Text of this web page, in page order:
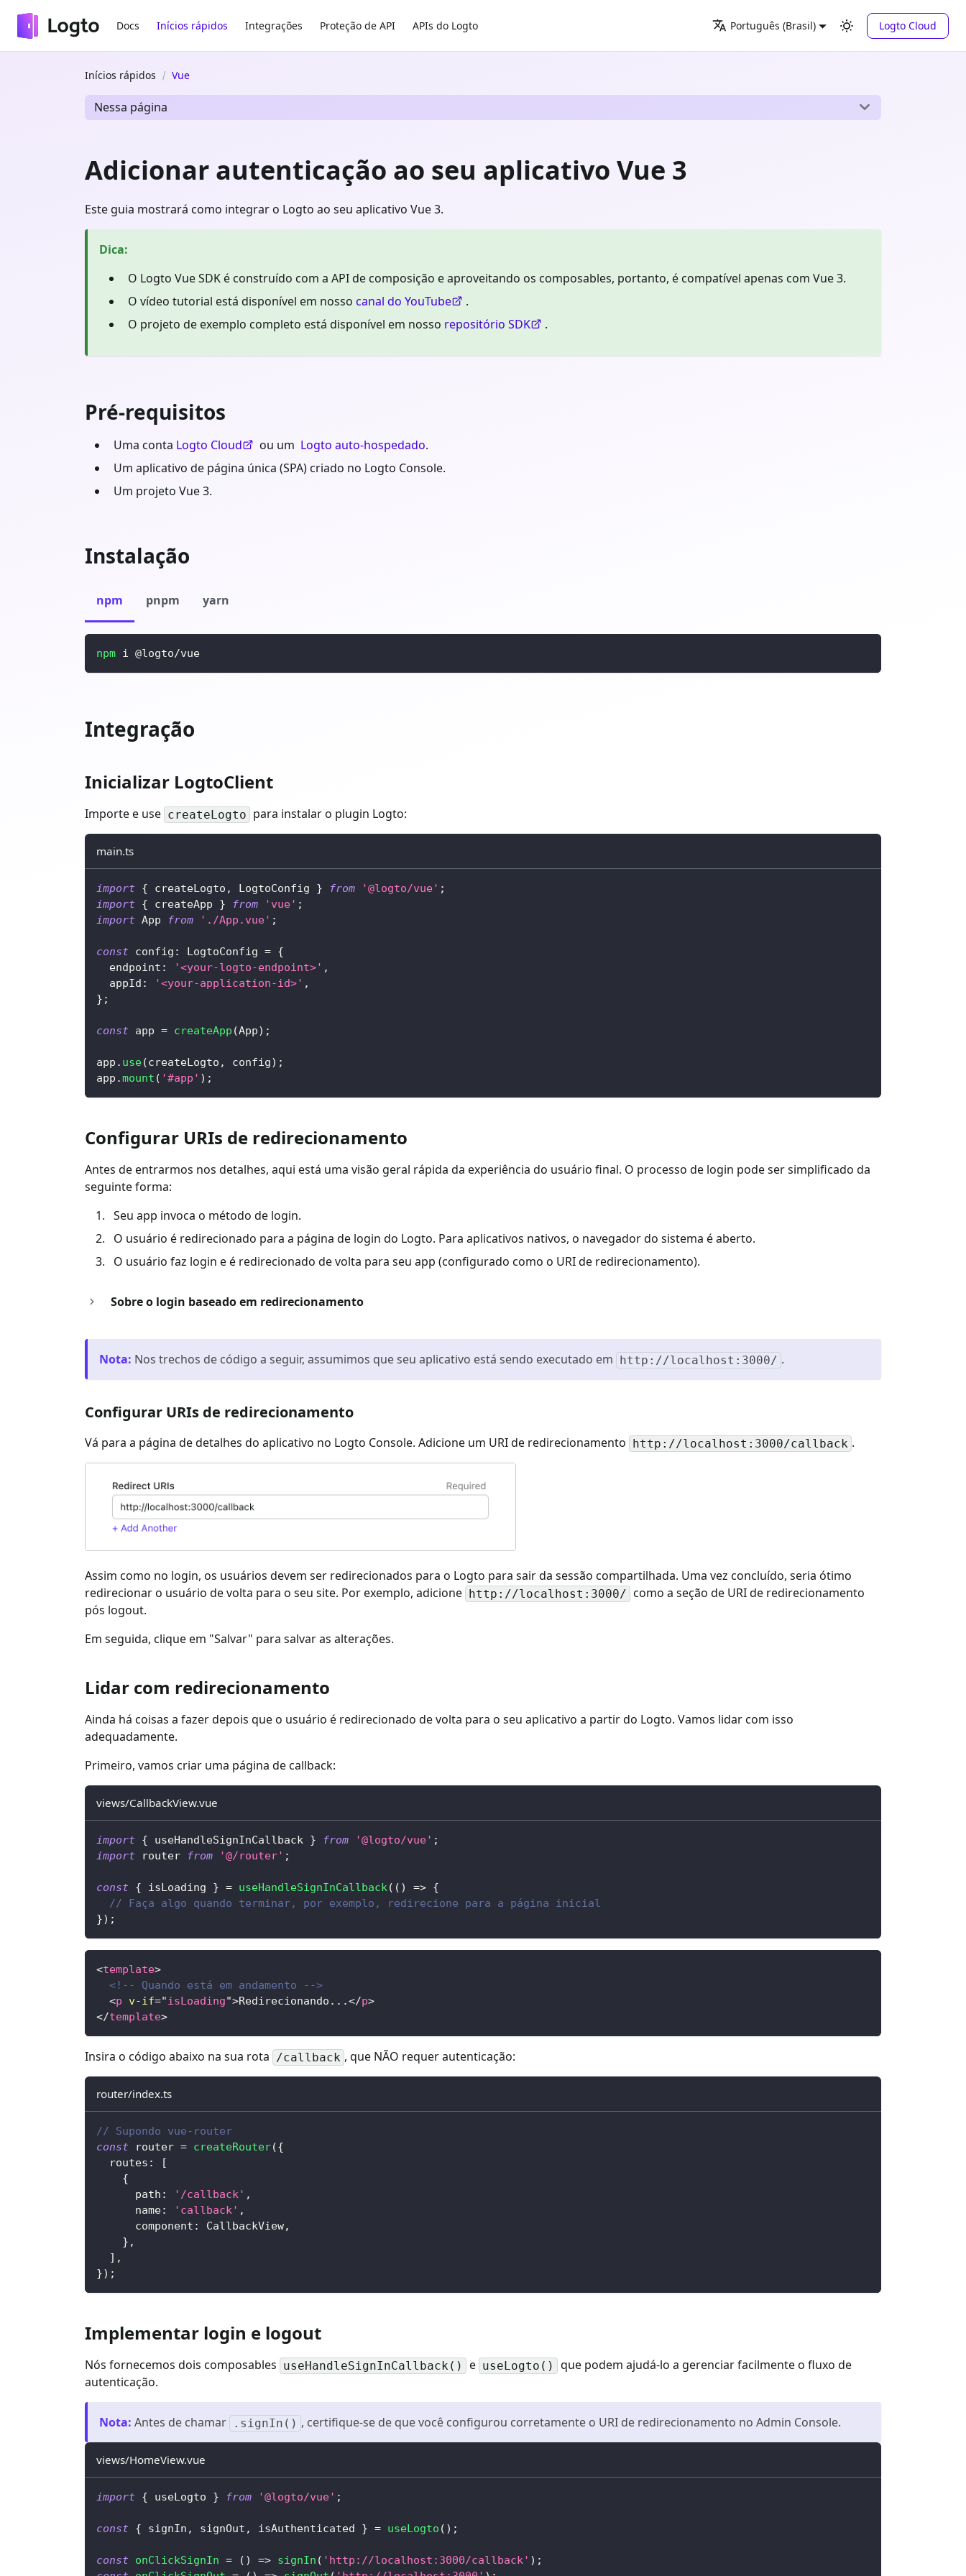
Docs Inícios rápidos Integrações Proteção de API APIs do Logto Português (Brasil) Logto Cloud
Inícios rápidos Vue
Nessa página
Adicionar autenticação ao seu aplicativo Vue 3
Este guia mostrará como integrar o Logto ao seu aplicativo Vue 3.
Dica:
O Logto Vue SDK é construído com a API de composição e aproveitando os composables, portanto, é compatível apenas com Vue 3.
O vídeo tutorial está disponível em nosso canal do YouTube
.
O projeto de exemplo completo está disponível em nosso repositório SDK .
Pré-requisitos
Uma conta Logto Cloud ou um Logto auto-hospedado.
Um aplicativo de página única (SPA) criado no Logto Console.
Um projeto Vue 3.
Instalação
npm pnpm yarn
npm i @logto/vue
Integração
Inicializar LogtoClient
Importe e use createLogto para instalar o plugin Logto:
main.ts
import { createLogto , LogtoConfig } from '@logto/vue' ;
import { createApp } from 'vue' ;
import App from './App.vue' ;
const config : LogtoConfig = {
  endpoint
: '<your-logto-endpoint>' ,
  appId
: '<your-application-id>' ,
} ;
const app = createApp (App) ;
app . use(createLogto , config) ;
app .mount ( '#app' ) ;
Configurar URIs de redirecionamento
Antes de entrarmos nos detalhes, aqui está uma visão geral rápida da experiência do usuário final. O processo de login pode ser simplificado da
seguinte forma:
Seu app invoca o método de login.
O usuário é redirecionado para a página de login do Logto. Para aplicativos nativos, o navegador do sistema é aberto.
O usuário faz login e é redirecionado de volta para seu app (configurado como o URI de redirecionamento).
Sobre o login baseado em redirecionamento
Nota: Nos trechos de código a seguir, assumimos que seu aplicativo está sendo executado em http://localhost:3000/ .
Configurar URIs de redirecionamento
Vá para a página de detalhes do aplicativo no Logto Console. Adicione um URI de redirecionamento http://localhost:3000/callback .
Assim como no login, os usuários devem ser redirecionados para o Logto para sair da sessão compartilhada. Uma vez concluído, seria ótimo
redirecionar o usuário de volta para o seu site. Por exemplo, adicione http://localhost:3000/ como a seção de URI de redirecionamento
pós logout.
Em seguida, clique em "Salvar" para salvar as alterações.
Lidar com redirecionamento
Ainda há coisas a fazer depois que o usuário é redirecionado de volta para o seu aplicativo a partir do Logto. Vamos lidar com isso
adequadamente.
Primeiro, vamos criar uma página de callback:
views/CallbackView.vue
import { useHandleSignInCallback } from '@logto/vue' ;
import router from '@/router' ;
const { isLoading } = useHandleSignInCallback( ( ) => {
// Faça algo quando terminar, por exemplo, redirecione para a página inicial
}) ;
<template>
<!-- Quando está em andamento -->
<p v-if="isLoading">Redirecionando...</p>
</template>
Insira o código abaixo na sua rota /callback , que NÃO requer autenticação:
router/index.ts
// Supondo vue-router
const router = createRouter({
  routes
:
[
{
      path
: '/callback' ,
      name
: 'callback' ,
      component
: CallbackView,
} ,
] ,
}) ;
Implementar login e logout
Nós fornecemos dois composables useHandleSignInCallback() e useLogto()
que podem ajudá-lo a gerenciar facilmente o fluxo de
autenticação.
Nota: Antes de chamar .signIn() , certifique-se de que você configurou corretamente o URI de redirecionamento no Admin Console.
views/HomeView.vue
import { useLogto } from '@logto/vue' ;
const { signIn , signOut , isAuthenticated } = useLogto ( ) ;
const onClickSignIn = ( ) => signIn ( 'http://localhost:3000/callback' ) ;